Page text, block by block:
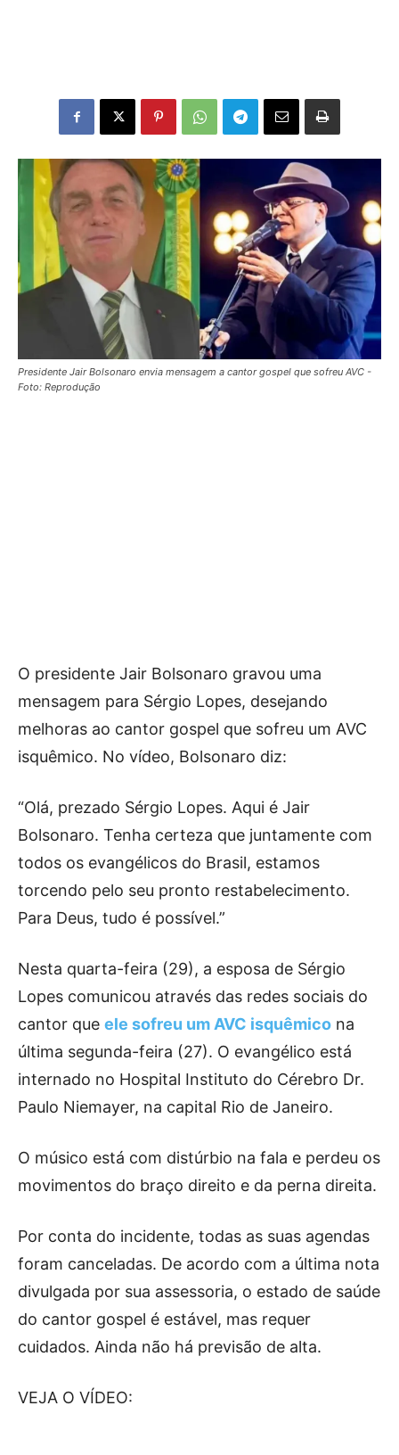
Presidente Jair Bolsonaro envia mensagem a cantor gospel que sofreu AVC -
Foto: Reprodução
O presidente Jair Bolsonaro gravou uma
mensagem para Sérgio Lopes, desejando
melhoras ao cantor gospel que sofreu um AVC
isquêmico. No vídeo, Bolsonaro diz:
“Olá, prezado Sérgio Lopes. Aqui é Jair
Bolsonaro. Tenha certeza que juntamente com
todos os evangélicos do Brasil, estamos
torcendo pelo seu pronto restabelecimento.
Para Deus, tudo é possível.”
Nesta quarta-feira (29), a esposa de Sérgio
Lopes comunicou através das redes sociais do
cantor que ele sofreu um AVC isquêmico na
última segunda-feira (27). O evangélico está
internado no Hospital Instituto do Cérebro Dr.
Paulo Niemayer, na capital Rio de Janeiro.
O músico está com distúrbio na fala e perdeu os
movimentos do braço direito e da perna direita.
Por conta do incidente, todas as suas agendas
foram canceladas. De acordo com a última nota
divulgada por sua assessoria, o estado de saúde
do cantor gospel é estável, mas requer
cuidados. Ainda não há previsão de alta.
VEJA O VÍDEO: